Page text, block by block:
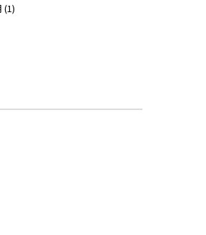
(1)